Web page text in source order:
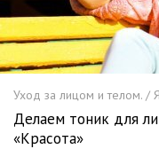
Уход за лицом и телом. /
Делаем тоник для
«Красота»